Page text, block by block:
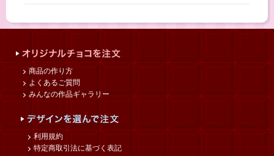
商品の作り方
よくあるご質問
みんなの作品ギャラリー
利用規約
特定商取引法に基づく表記